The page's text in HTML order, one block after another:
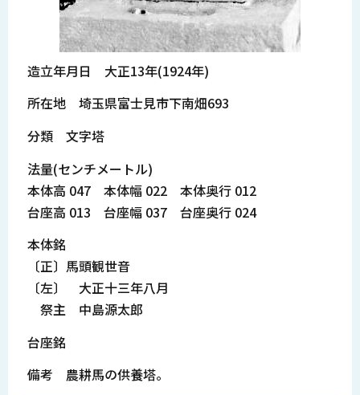
造立年月日 大正13年(1924年)
所在地 埼玉県富士見市下南畑693
分類 文字塔
法量(センチメートル)
本体高 047 本体幅 022 本体奥行 012
台座高 013 台座幅 037 台座奥行 024
本体銘
〔正〕馬頭観世音
〔左〕 大正十三年八月
祭主 中島源太郎
台座銘
備考 農耕馬の供養塔。